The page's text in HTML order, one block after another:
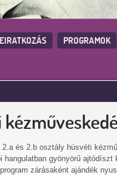
PROGRAMOK
2.a és 2.b osztály húsvéti
hangulatban gyönyörű
zárásaként ajándék